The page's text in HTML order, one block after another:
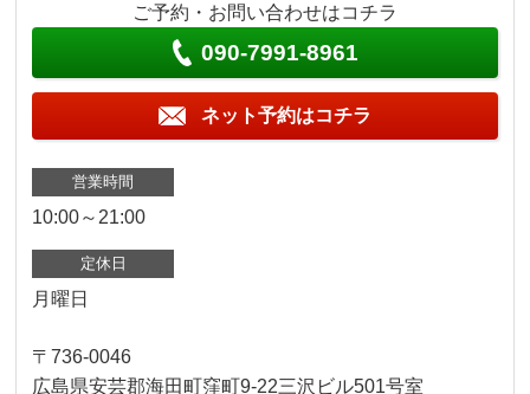
ご予約・お問い合わせはコチラ
090-7991-8961
ネット予約はコチラ
営業時間
10:00～21:00
定休日
月曜日
〒736-0046
広島県安芸郡海田町窪町9-22三沢ビル501号室